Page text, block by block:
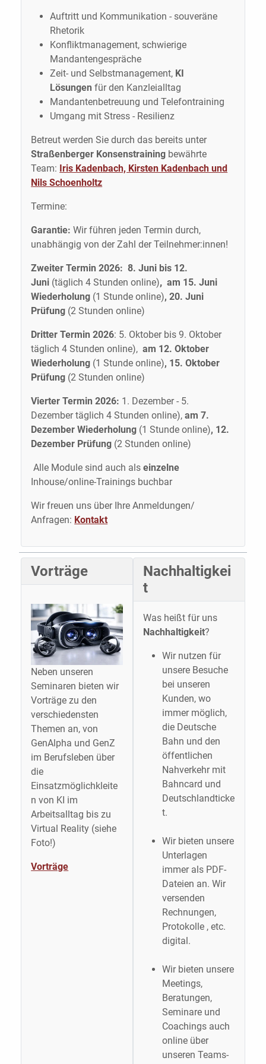
Auftritt und Kommunikation - souveräne
Rhetorik
Konfliktmanagement, schwierige
Mandantengespräche
Zeit- und Selbstmanagement, KI
Lösungen für den Kanzleialltag
Mandantenbetreuung und Telefontraining
Umgang mit Stress - Resilienz
Betreut werden Sie durch das bereits unter
Straßenberger Konsenstraining bewährte
Team: Iris Kadenbach, Kirsten Kadenbach und
Nils Schoenholtz
Termine:
Garantie:Wir führen jeden Termin durch,
unabhängig von der Zahl der Teilnehmer:innen!
Zweiter Termin 2026: 8. Juni bis 12.
Juni (täglich 4 Stunden online),am 15. Juni
Wiederholung (1 Stunde online), 20. Juni
Prüfung (2 Stunden online)
Dritter Termin 2026: 5. Oktober bis 9. Oktober
täglich 4 Stunden online), am 12. Oktober
Wiederholung (1 Stunde online), 15. Oktober
Prüfung (2 Stunden online)
Vierter Termin 2026: 1. Dezember - 5.
Dezember täglich 4 Stunden online),am 7.
Dezember Wiederholung (1 Stunde online), 12.
Dezember Prüfung (2 Stunden online)
Alle Module sind auch alseinzelne
Inhouse/online-Trainings buchbar
Wir freuen uns über Ihre Anmeldungen/
Anfragen: Kontakt
Vorträge
Neben unseren
Seminaren bieten wir
Vorträge zu den
verschiedensten
Themen an, von
GenAlpha und GenZ
im Berufsleben über
die
Einsatzmöglichkleite
n von KI im
Arbeitsalltag bis zu
Virtual Reality (siehe
Foto!)
Vorträge
Nachhaltigkei
t
Was heißt für uns
Nachhaltigkeit?
Wir nutzen für
unsere Besuche
bei unseren
Kunden, wo
immer möglich,
die Deutsche
Bahn und den
öffentlichen
Nahverkehr mit
Bahncard und
Deutschlandticke
t.
Wir bieten unsere
Unterlagen
immer als PDF-
Dateien an. Wir
versenden
Rechnungen,
Protokolle , etc.
digital.
Wir bieten unsere
Meetings,
Beratungen,
Seminare und
Coachings auch
online über
unseren Teams-